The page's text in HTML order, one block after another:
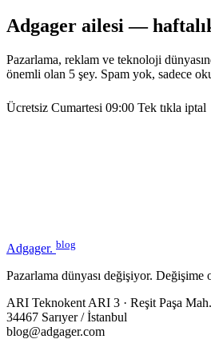
Adgager ailesi —
Pazarlama, reklam ve teknoloji
önemli olan 5 şey. Spam yok, sadece
Ücretsiz Cumartesi 09:00 Tek tıkla iptal
Adgager. blog
Pazarlama dünyası değişiyor. Değişime
ARI Teknokent ARI 3 · Reşit Paşa
34467 Sarıyer / İstanbul
blog@adgager.com